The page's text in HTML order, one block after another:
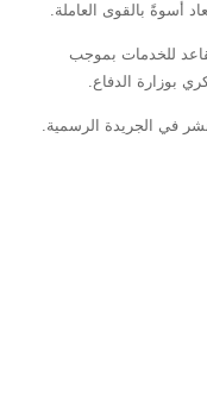
أسوةً بالقوى العاملة.
للخدمات بموجب